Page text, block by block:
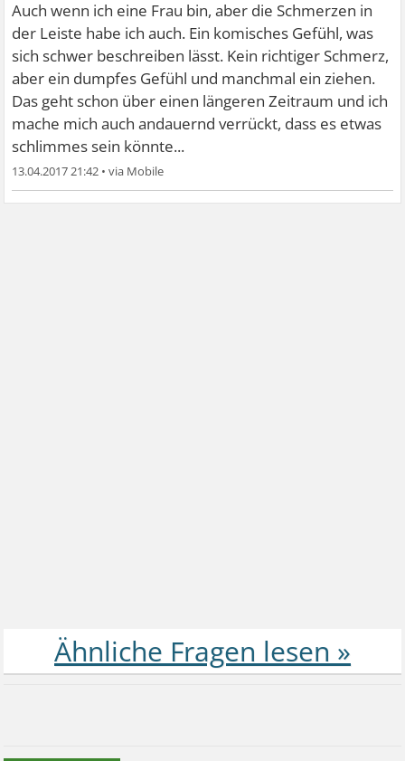
Auch wenn ich eine Frau bin, aber die Schmerzen in
der Leiste habe ich auch. Ein komisches Gefühl, was
sich schwer beschreiben lässt. Kein richtiger Schmerz,
aber ein dumpfes Gefühl und manchmal ein ziehen.
Das geht schon über einen längeren Zeitraum und ich
mache mich auch andauernd verrückt, dass es etwas
schlimmes sein könnte...
13.04.2017 21:42 •